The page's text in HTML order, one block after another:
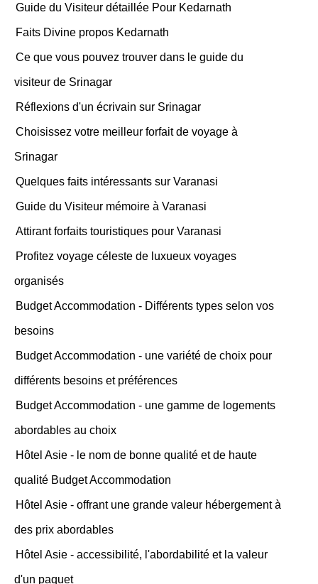
Guide du Visiteur détaillée Pour Kedarnath
Faits Divine propos Kedarnath
Ce que vous pouvez trouver dans le guide du
visiteur de Srinagar
Réflexions d'un écrivain sur Srinagar
Choisissez votre meilleur forfait de voyage à
Srinagar
Quelques faits intéressants sur Varanasi
Guide du Visiteur mémoire à Varanasi
Attirant forfaits touristiques pour Varanasi
Profitez voyage céleste de luxueux voyages
organisés
Budget Accommodation - Différents types selon vos
besoins
Budget Accommodation - une variété de choix pour
différents besoins et préférences
Budget Accommodation - une gamme de logements
abordables au choix
Hôtel Asie - le nom de bonne qualité et de haute
qualité Budget Accommodation
Hôtel Asie - offrant une grande valeur hébergement à
des prix abordables
Hôtel Asie - accessibilité, l'abordabilité et la valeur
d'un paquet